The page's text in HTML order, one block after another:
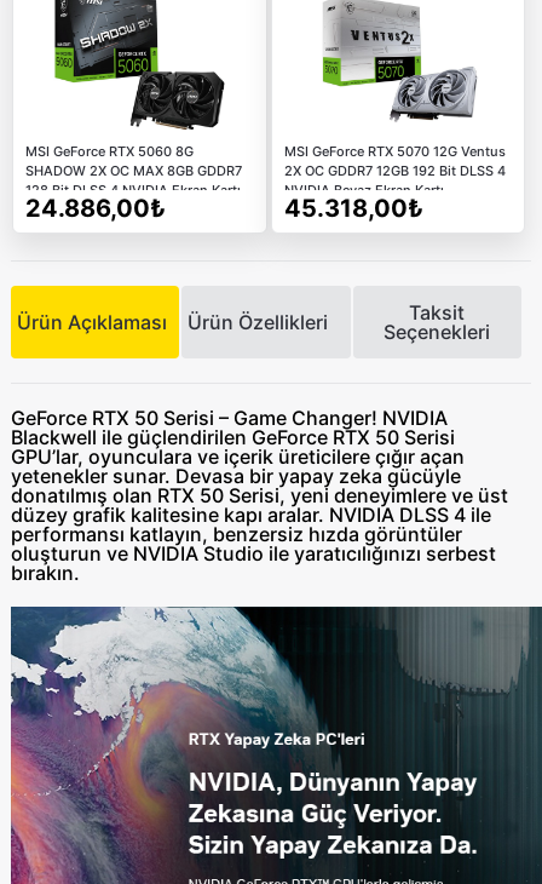
MSI GeForce RTX 5060 8G
SHADOW 2X OC MAX 8GB GDDR7
128 Bit DLSS 4 NVIDIA Ekran Kartı
24.886,00₺
MSI GeForce RTX 5070 12G Ventus
2X OC GDDR7 12GB 192 Bit DLSS 4
NVIDIA Beyaz Ekran Kartı
45.318,00₺
Ürün Açıklaması Ürün Özellikleri
Taksit
Seçenekleri
GeForce RTX 50 Serisi – Game Changer! NVIDIA
Blackwell ile güçlendirilen GeForce RTX 50 Serisi
GPU’lar, oyunculara ve içerik üreticilere çığır açan
yetenekler sunar. Devasa bir yapay zeka gücüyle
donatılmış olan RTX 50 Serisi, yeni deneyimlere ve üst
düzey grafik kalitesine kapı aralar. NVIDIA DLSS 4 ile
performansı katlayın, benzersiz hızda görüntüler
oluşturun ve NVIDIA Studio ile yaratıcılığınızı serbest
bırakın.